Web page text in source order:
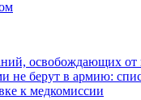
не берут в армию:
к медкомиссии